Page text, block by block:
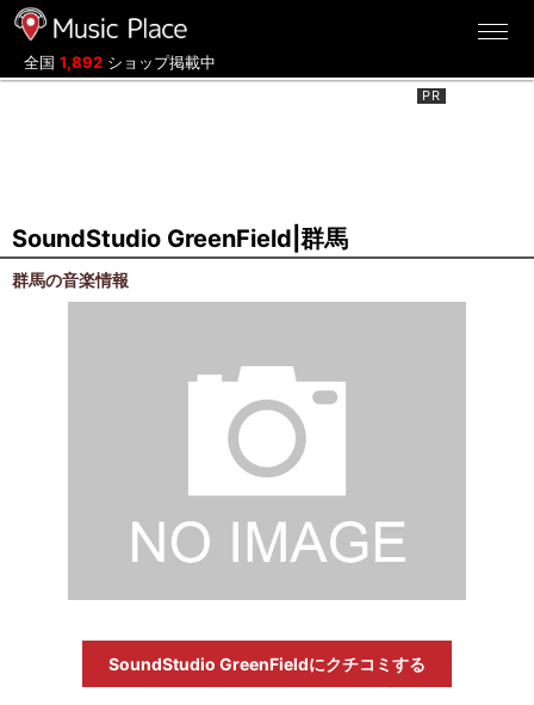
全国 1,892 ショップ掲載中
SoundStudio GreenField|群馬
群馬の音楽情報
SoundStudio GreenFieldにクチコミする